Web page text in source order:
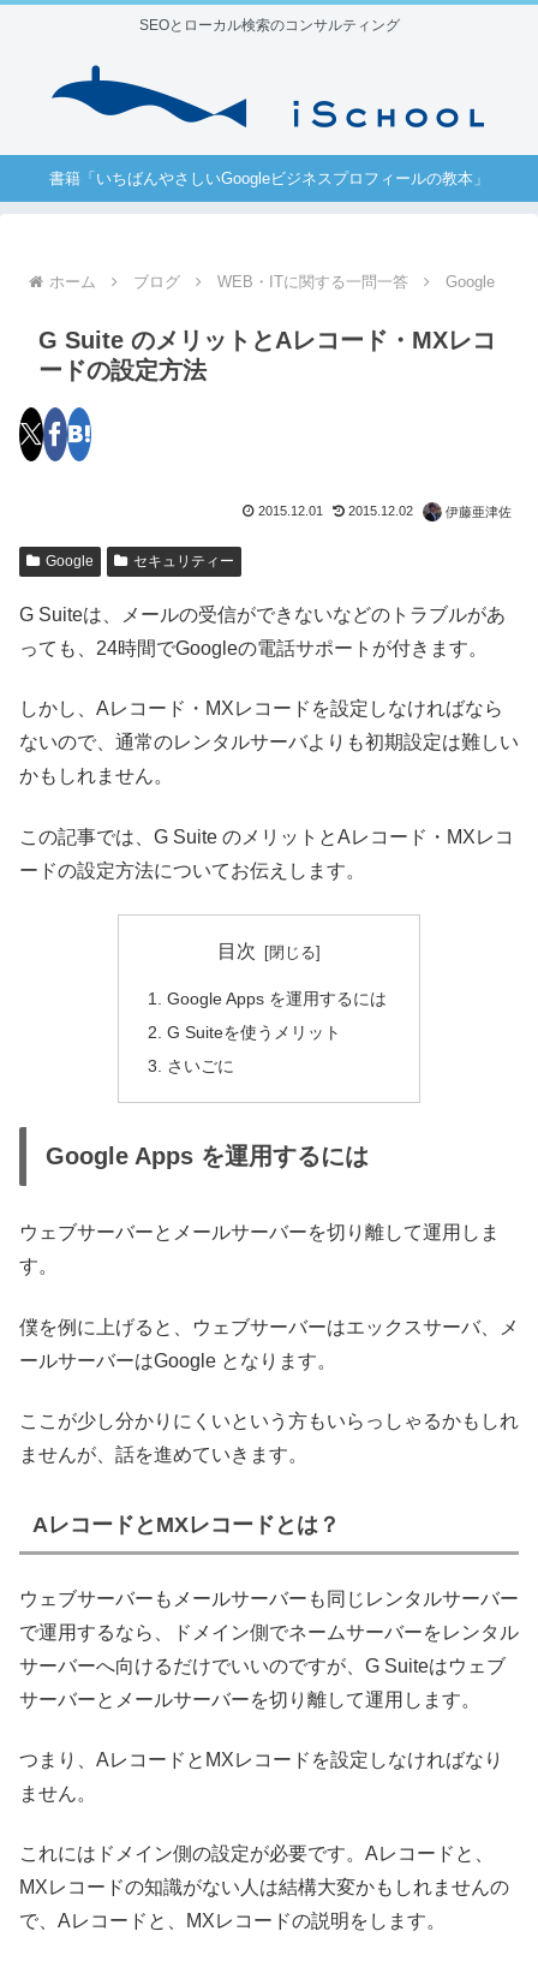
SEOとローカル検索のコンサルティング
書籍「いちばんやさしいGoogleビジネスプロフィールの教本」
ホーム ブログ WEB・ITに関する一問一答 Google
G Suite のメリットとAレコード・MXレコ
ードの設定方法
2015.12.01 2015.12.02 伊藤亜津佐
Google セキュリティー
G Suiteは、メールの受信ができないなどのトラブルがあ
っても、24時間でGoogleの電話サポートが付きます。
しかし、Aレコード・MXレコードを設定しなければなら
ないので、通常のレンタルサーバよりも初期設定は難しい
かもしれません。
この記事では、G Suite のメリットとAレコード・MXレコ
ードの設定方法についてお伝えします。
目次
Google Apps を運用するには
G Suiteを使うメリット
さいごに
Google Apps を運用するには
ウェブサーバーとメールサーバーを切り離して運用しま
す。
僕を例に上げると、ウェブサーバーはエックスサーバ、メ
ールサーバーはGoogle となります。
ここが少し分かりにくいという方もいらっしゃるかもしれ
ませんが、話を進めていきます。
AレコードとMXレコードとは？
ウェブサーバーもメールサーバーも同じレンタルサーバー
で運用するなら、ドメイン側でネームサーバーをレンタル
サーバーへ向けるだけでいいのですが、G Suiteはウェブ
サーバーとメールサーバーを切り離して運用します。
つまり、AレコードとMXレコードを設定しなければなり
ません。
これにはドメイン側の設定が必要です。Aレコードと、
MXレコードの知識がない人は結構大変かもしれませんの
で、Aレコードと、MXレコードの説明をします。